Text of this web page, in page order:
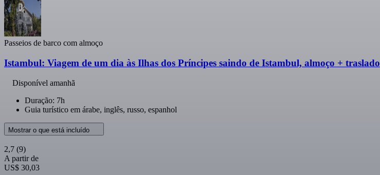
Passeios de barco com almoço
Istambul: Viagem de um dia às Ilhas dos Príncipes saindo de Istambul, almoço + traslado
Disponível amanhã
Duração: 7h
Guia turístico em árabe, inglês, russo, espanhol
Mostrar o que está incluído
2,7 (9)
A partir de
US$ 30,03